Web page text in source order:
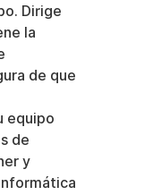
Dirige
la
de que
equipo
de
y